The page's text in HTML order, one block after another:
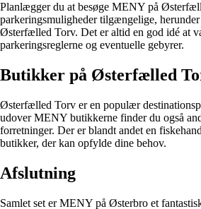
Planlægger du at besøge MENY på
parkeringsmuligheder tilgængelige,
Østerfælled Torv. Det er altid en god idé at
parkeringsreglerne og eventuelle gebyrer.
Butikker på Østerfælled
Østerfælled Torv er en populær
udover MENY butikkerne finder du også
forretninger. Der er blandt andet en
butikker, der kan opfylde dine behov.
Afslutning
Samlet set er MENY på Østerbro et